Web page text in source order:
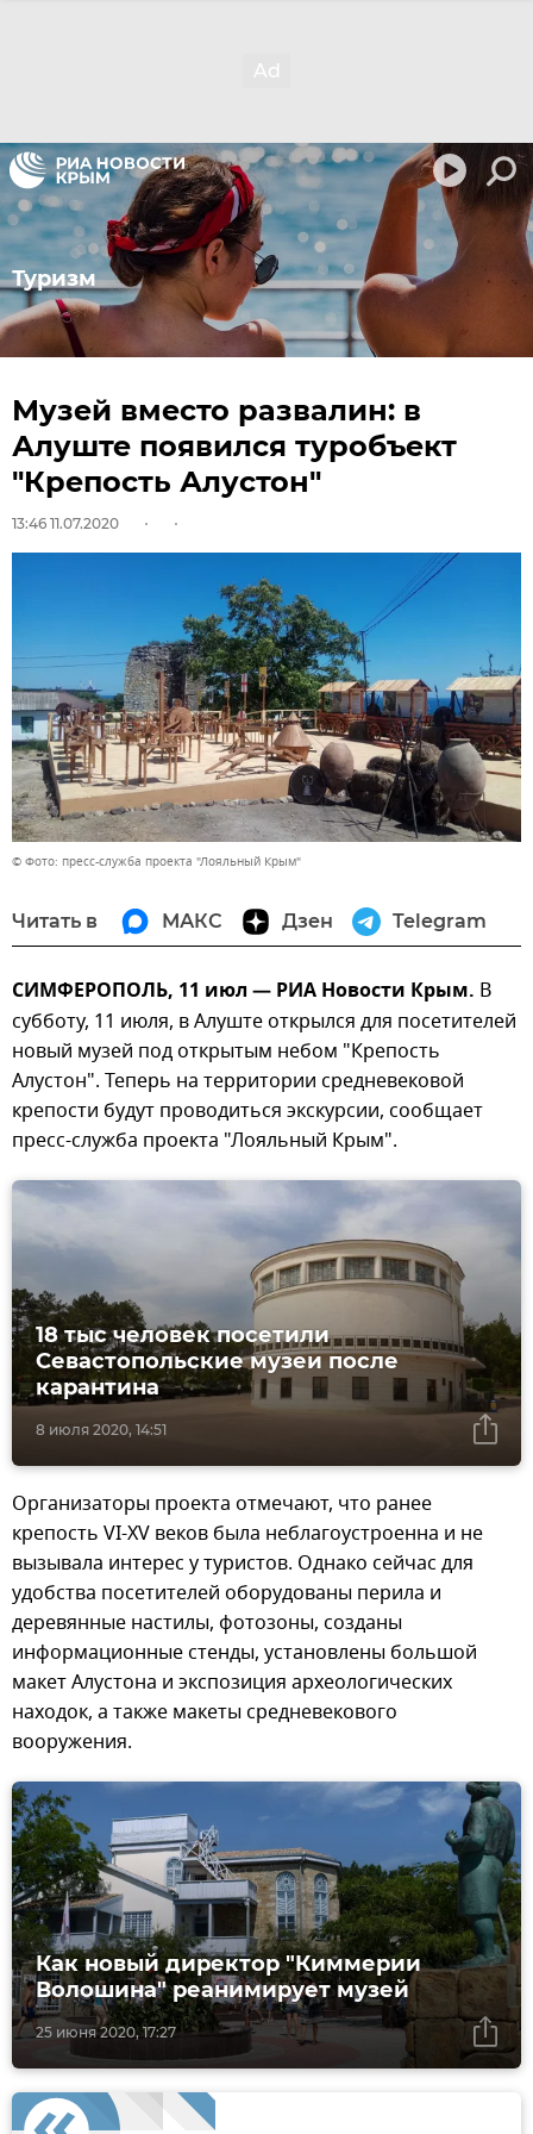
Туризм
Музей вместо развалин: в
Алуште появился туробъект
"Крепость Алустон"
13:46 11.07.2020
© Фото: пресс-служба проекта "Лояльный Крым"
Читать в МАКС Дзен Telegram
СИМФЕРОПОЛЬ, 11 июл — РИА Новости Крым. В
субботу, 11 июля, в Алуште открылся для посетителей
новый музей под открытым небом "Крепость
Алустон". Теперь на территории средневековой
крепости будут проводиться экскурсии, сообщает
пресс-служба проекта "Лояльный Крым".
8 июля 2020, 14:51
18 тыс человек посетили
Севастопольские музеи после
карантина
Организаторы проекта отмечают, что ранее
крепость VI-XV веков была неблагоустроенна и не
вызывала интерес у туристов. Однако сейчас для
удобства посетителей оборудованы перила и
деревянные настилы, фотозоны, созданы
информационные стенды, установлены большой
макет Алустона и экспозиция археологических
находок, а также макеты средневекового
вооружения.
25 июня 2020, 17:27
Как новый директор "Киммерии
Волошина" реанимирует музей